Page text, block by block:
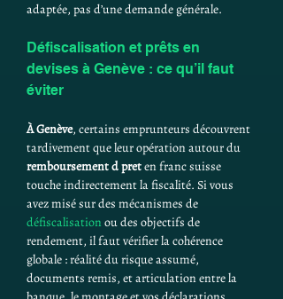
adaptée, pas d’une demande générale.
Défiscalisation et prêts en
devises à Genève : ce qu’il faut
éviter
À Genève, certains emprunteurs découvrent
tardivement que leur opération autour du
remboursement d pret en franc suisse
touche indirectement la fiscalité. Si vous
avez misé sur des mécanismes de
défiscalisation ou des objectifs de
rendement, il faut vérifier la cohérence
globale : réalité du risque assumé,
documents remis, et articulation entre la